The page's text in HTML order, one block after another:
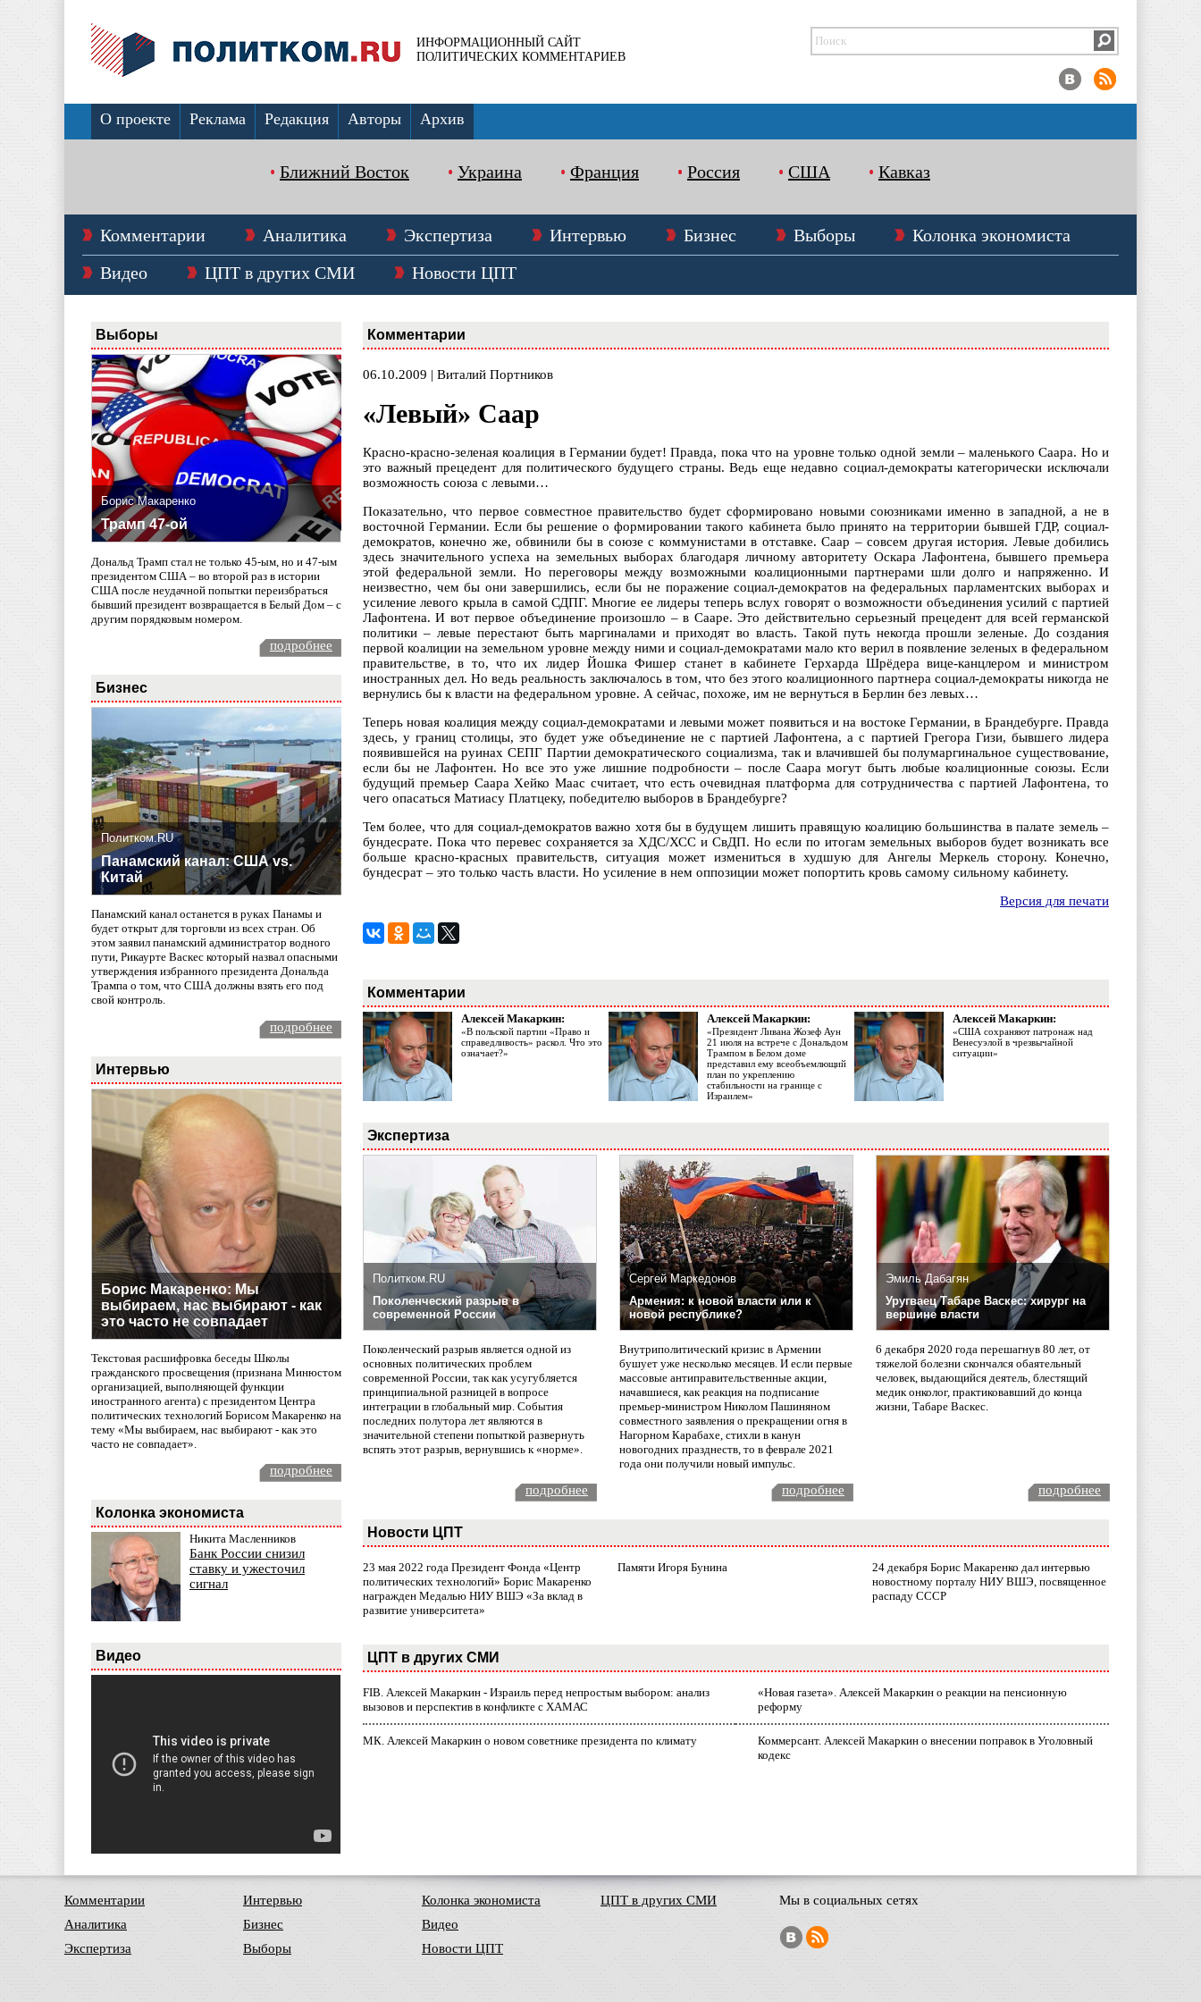
ИНФОРМАЦИОННЫЙ САЙТ
ПОЛИТИЧЕСКИХ КОММЕНТАРИЕВ
О проекте Реклама Редакция Авторы Архив
Ближний Восток Украина Франция Россия США Кавказ
Комментарии Аналитика Экспертиза Интервью Бизнес Выборы
Колонка экономиста
Видео
ЦПТ в других СМИ Новости ЦПТ
Выборы
Борис Макаренко
Трамп 47-ой
Дональд Трамп стал не только 45-ым, но и 47-ым
президентом США – во второй раз в истории
США после неудачной попытки переизбраться
бывший президент возвращается в Белый Дом – с
другим порядковым номером.
подробнее
Бизнес
Политком.RU
Панамский канал: США vs.
Китай
Панамский канал останется в руках Панамы и
будет открыт для торговли из всех стран. Об
этом заявил панамский администратор водного
пути, Рикаурте Васкес который назвал опасными
утверждения избранного президента Дональда
Трампа о том, что США должны взять его под
свой контроль.
подробнее
Интервью
Борис Макаренко: Мы
выбираем, нас выбирают - как
это часто не совпадает
Текстовая расшифровка беседы Школы
гражданского просвещения (признана Минюстом
организацией, выполняющей функции
иностранного агента) с президентом Центра
политических технологий Борисом Макаренко на
тему «Мы выбираем, нас выбирают - как это
часто не совпадает».
подробнее
Колонка экономиста
Никита Масленников
Банк России снизил
ставку и ужесточил
сигнал
Видео
Комментарии
06.10.2009 | Виталий Портников
«Левый» Саар
Красно-красно-зеленая коалиция в Германии будет! Правда, пока что на уровне только одной земли – маленького Саара. Но и
это важный прецедент для политического будущего страны. Ведь еще недавно социал-демократы категорически исключали
возможность союза с левыми…
Показательно, что первое совместное правительство будет сформировано новыми союзниками именно в западной, а не в
восточной Германии. Если бы решение о формировании такого кабинета было принято на территории бывшей ГДР, социал-
демократов, конечно же, обвинили бы в союзе с коммунистами в отставке. Саар – совсем другая история. Левые добились
здесь значительного успеха на земельных выборах благодаря личному авторитету Оскара Лафонтена, бывшего премьера
этой федеральной земли. Но переговоры между возможными коалиционными партнерами шли долго и напряженно. И
неизвестно, чем бы они завершились, если бы не поражение социал-демократов на федеральных парламентских выборах и
усиление левого крыла в самой СДПГ. Многие ее лидеры теперь вслух говорят о возможности объединения усилий с партией
Лафонтена. И вот первое объединение произошло – в Сааре. Это действительно серьезный прецедент для всей германской
политики – левые перестают быть маргиналами и приходят во власть. Такой путь некогда прошли зеленые. До создания
первой коалиции на земельном уровне между ними и социал-демократами мало кто верил в появление зеленых в федеральном
правительстве, в то, что их лидер Йошка Фишер станет в кабинете Герхарда Шрёдера вице-канцлером и министром
иностранных дел. Но ведь реальность заключалось в том, что без этого коалиционного партнера социал-демократы никогда не
вернулись бы к власти на федеральном уровне. А сейчас, похоже, им не вернуться в Берлин без левых…
Теперь новая коалиция между социал-демократами и левыми может появиться и на востоке Германии, в Брандебурге. Правда
здесь, у границ столицы, это будет уже объединение не с партией Лафонтена, а с партией Грегора Гизи, бывшего лидера
появившейся на руинах СЕПГ Партии демократического социализма, так и влачившей бы полумаргинальное существование,
если бы не Лафонтен. Но все это уже лишние подробности – после Саара могут быть любые коалиционные союзы. Если
будущий премьер Саара Хейко Маас считает, что есть очевидная платформа для сотрудничества с партией Лафонтена, то
чего опасаться Матиасу Платцеку, победителю выборов в Брандебурге?
Тем более, что для социал-демократов важно хотя бы в будущем лишить правящую коалицию большинства в палате земель –
бундесрате. Пока что перевес сохраняется за ХДС/ХСС и СвДП. Но если по итогам земельных выборов будет возникать все
больше красно-красных правительств, ситуация может измениться в худшую для Ангелы Меркель сторону. Конечно,
бундесрат – это только часть власти. Но усиление в нем оппозиции может попортить кровь самому сильному кабинету.
Версия для печати
Комментарии
Алексей Макаркин:
«В польской партии «Право и
справедливость» раскол. Что это
означает?»
Алексей Макаркин:
«Президент Ливана Жозеф Аун
21 июля на встрече с Дональдом
Трампом в Белом доме
представил ему всеобъемлющий
план по укреплению
стабильности на границе с
Израилем»
Алексей Макаркин:
«США сохраняют патронаж над
Венесуэлой в чрезвычайной
ситуации»
Экспертиза
Политком.RU
Поколенческий разрыв в
современной России
Поколенческий разрыв является одной из
основных политических проблем
современной России, так как усугубляется
принципиальной разницей в вопросе
интеграции в глобальный мир. События
последних полутора лет являются в
значительной степени попыткой развернуть
вспять этот разрыв, вернувшись к «норме».
Сергей Маркедонов
Армения: к новой власти или к
новой республике?
Внутриполитический кризис в Армении
бушует уже несколько месяцев. И если первые
массовые антиправительственные акции,
начавшиеся, как реакция на подписание
премьер-министром Николом Пашиняном
совместного заявления о прекращении огня в
Нагорном Карабахе, стихли в канун
новогодних празднеств, то в феврале 2021
года они получили новый импульс.
Эмиль Дабагян
Уругваец Табаре Васкес: хирург на
вершине власти
6 декабря 2020 года перешагнув 80 лет, от
тяжелой болезни скончался обаятельный
человек, выдающийся деятель, блестящий
медик онколог, практиковавший до конца
жизни, Табаре Васкес.
подробнее подробнее подробнее
Новости ЦПТ
23 мая 2022 года Президент Фонда «Центр
политических технологий» Борис Макаренко
награжден Медалью НИУ ВШЭ «За вклад в
развитие университета»
Памяти Игоря Бунина
24 декабря Борис Макаренко дал интервью
новостному порталу НИУ ВШЭ, посвященное
распаду СССР
ЦПТ в других СМИ
FIB. Алексей Макаркин - Израиль перед непростым выбором: анализ
вызовов и перспектив в конфликте с ХАМАС
«Новая газета». Алексей Макаркин о реакции на пенсионную
реформу
МК. Алексей Макаркин о новом советнике президента по климату
Коммерсант. Алексей Макаркин о внесении поправок в Уголовный
кодекс
Комментарии
Аналитика
Экспертиза
Интервью
Бизнес
Выборы
Колонка экономиста
Видео
Новости ЦПТ
ЦПТ в других СМИ Мы в социальных сетях